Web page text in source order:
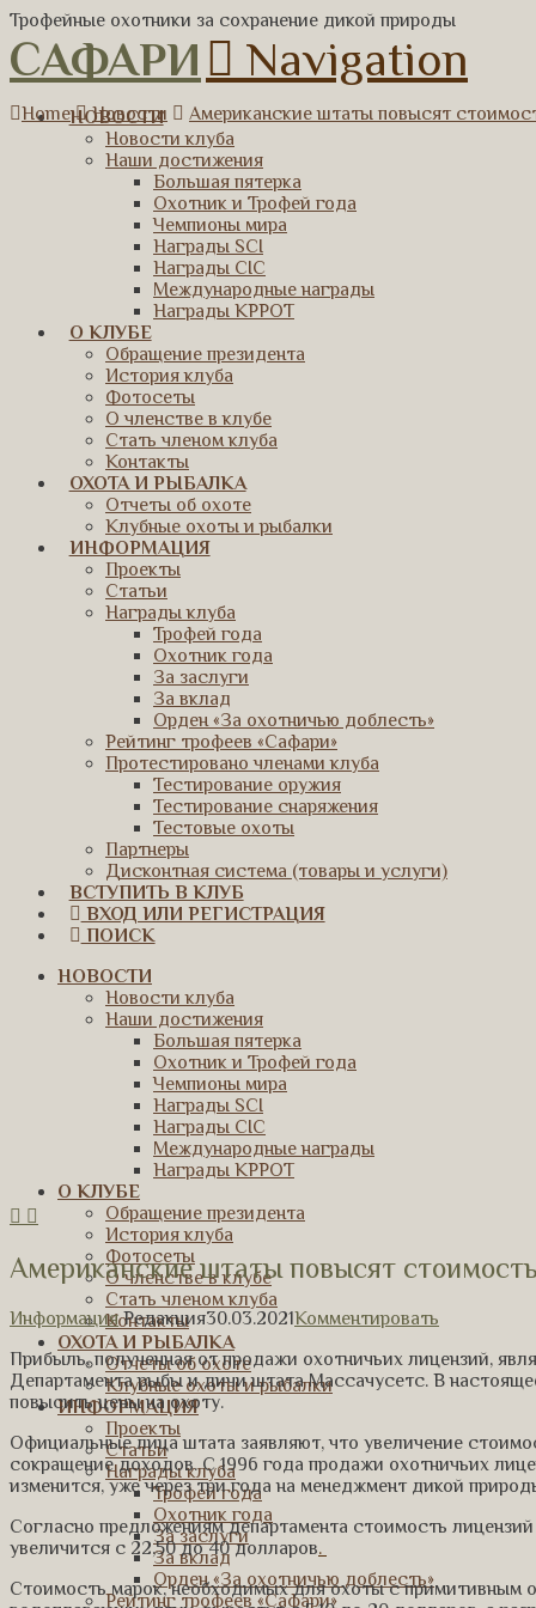
Трофейные охотники за сохранение дикой природы
САФАРИ Navigation
НОВОСТИ
Новости клуба
Наши достижения
Большая пятерка
Охотник и Трофей года
Чемпионы мира
Награды SCI
Награды CIC
Международные награды
Награды КРРОТ
О КЛУБЕ
Обращение президента
История клуба
Фотосеты
О членстве в клубе
Стать членом клуба
Контакты
ОХОТА И РЫБАЛКА
Отчеты об охоте
Клубные охоты и рыбалки
ИНФОРМАЦИЯ
Проекты
Статьи
Награды клуба
Трофей года
Охотник года
За заслуги
За вклад
Орден «За охотничью доблесть»
Рейтинг трофеев «Сафари»
Протестировано членами клуба
Тестирование оружия
Тестирование снаряжения
Тестовые охоты
Партнеры
Дисконтная система (товары и услуги)
ВСТУПИТЬ В КЛУБ
ВХОД ИЛИ РЕГИСТРАЦИЯ
ПОИСК
НОВОСТИ
Новости клуба
Наши достижения
Большая пятерка
Охотник и Трофей года
Чемпионы мира
Награды SCI
Награды CIC
Международные награды
Награды КРРОТ
О КЛУБЕ
Обращение президента
История клуба
Фотосеты
О членстве в клубе
Стать членом клуба
Контакты
ОХОТА И РЫБАЛКА
Отчеты об охоте
Клубные охоты и рыбалки
ИНФОРМАЦИЯ
Проекты
Статьи
Награды клуба
Трофей года
Охотник года
За заслуги
За вклад
Орден «За охотничью доблесть»
Рейтинг трофеев «Сафари»
Home Новости Американские штаты повысят
Американские штаты повысят
ИнформацияРедакция30.03.2021Комментировать
Прибыль, полученная от продажи охотничьих лицензий,
Департамента рыбы и дичи штата Массачусетс. В
повысить цены на охоту.
Официальные лица штата заявляют, что увеличение
сокращение доходов. С 1996 года продажи охотничьих
изменится, уже через три года на менеджмент дикой
Согласно предложениям департамента стоимость
увеличится с 22,50 до 40 долларов.
Стоимость марок, необходимых для охоты с примитивным